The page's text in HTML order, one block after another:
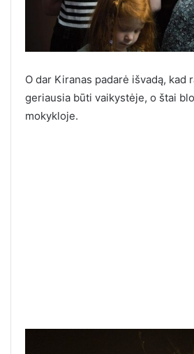
O dar Kiranas padarė išvadą, kad
geriausia būti vaikystėje, o štai
mokykloje.